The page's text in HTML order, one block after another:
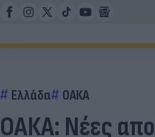
Ελλάδα ΟΑΚΑ
ΟΑΚΑ: Νέες